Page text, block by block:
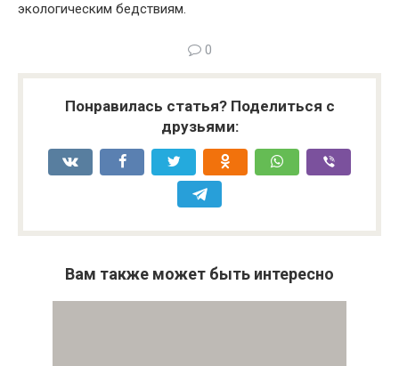
экологическим бедствиям.
0
Понравилась статья? Поделиться с
друзьями:
Вам также может быть интересно